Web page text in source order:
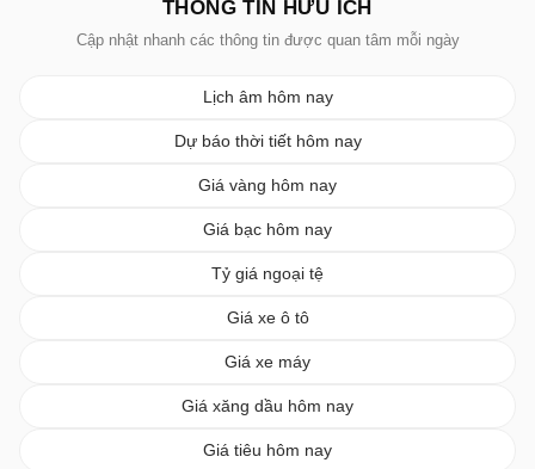
THÔNG TIN HỮU ÍCH
Cập nhật nhanh các thông tin được quan tâm mỗi ngày
Lịch âm hôm nay
Dự báo thời tiết hôm nay
Giá vàng hôm nay
Giá bạc hôm nay
Tỷ giá ngoại tệ
Giá xe ô tô
Giá xe máy
Giá xăng dầu hôm nay
Giá tiêu hôm nay